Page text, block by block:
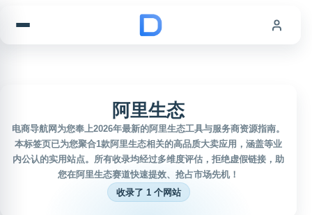
阿里生态
电商导航网为您奉上2026年最新的阿里生态工具与服务商资源指南。
本标签页已为您聚合1款阿里生态相关的高品质大卖应用，涵盖等业
内公认的实用站点。所有收录均经过多维度评估，拒绝虚假链接，助
您在阿里生态赛道快速提效、抢占市场先机！
收录了 1 个网站